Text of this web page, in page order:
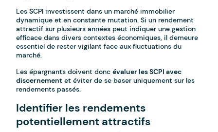
Les SCPI investissent dans un marché immobilier
dynamique et en constante mutation. Si un rendement
attractif sur plusieurs années peut indiquer une gestion
efficace dans divers contextes économiques, il demeure
essentiel de rester vigilant face aux fluctuations du
marché.
Les épargnants doivent doncévaluer les SCPI avec
discernement et éviter de se baser uniquement sur les
rendements passés.
Identifier les rendements
potentiellement attractifs